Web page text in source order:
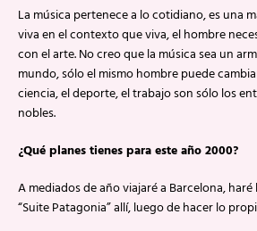
La música pertenece a lo cotidiano, es una
viva en el contexto que viva, el hombre
con el arte. No creo que la música sea un
mundo, sólo el mismo hombre puede
ciencia, el deporte, el trabajo son sólo los
nobles.
¿Qué planes tienes para este año 2000?
A mediados de año viajaré a Barcelona,
“Suite Patagonia” allí, luego de hacer lo